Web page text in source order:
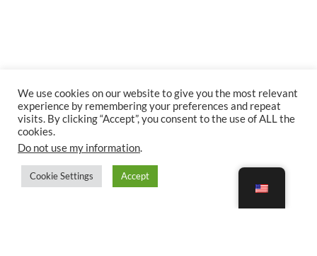
We use cookies on our website to give you the most relevant
experience by remembering your preferences and repeat
visits. By clicking “Accept”, you consent to the use of ALL the
cookies.
Do not use my information.
Cookie Settings Accept